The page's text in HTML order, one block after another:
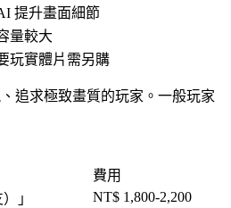
提升畫面細節
量較大
玩實體片需另購
追求極致畫質的玩家。一般玩家
費用
」 NT$ 1,800-2,200